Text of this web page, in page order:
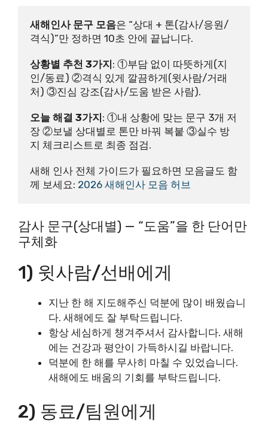
새해인사 문구 모음은 “상대 + 톤(감사/응원/
격식)”만 정하면 10초 안에 끝납니다.
상황별 추천 3가지: ①부담 없이 따뜻하게(지
인/동료) ②격식 있게 깔끔하게(윗사람/거래
처) ③진심 강조(감사/도움 받은 사람).
오늘 해결 3가지: ①내 상황에 맞는 문구 3개 저
장 ②보낼 상대별로 톤만 바꿔 복붙 ③실수 방
지 체크리스트로 최종 점검.
새해 인사 전체 가이드가 필요하면 모음글도 함
께 보세요: 2026 새해인사 모음 허브
감사 문구(상대별) — “도움”을 한 단어만
구체화
1) 윗사람/선배에게
지난 한 해 지도해주신 덕분에 많이 배웠습니
다. 새해에도 잘 부탁드립니다.
항상 세심하게 챙겨주셔서 감사합니다. 새해
에는 건강과 평안이 가득하시길 바랍니다.
덕분에 한 해를 무사히 마칠 수 있었습니다.
새해에도 배움의 기회를 부탁드립니다.
2) 동료/팀원에게